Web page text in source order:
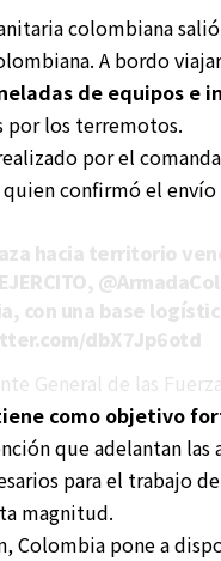
colombiana salió
A bordo
de equipos e
por los terremotos.
por el
confirmó el
hacia territorio
,
con una base
dbX7Jp6otd
General de las
como objetivo
que adelantan
para el trabajo
magnitud.
Colombia pone a